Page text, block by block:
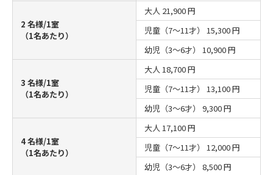
2 名様/1室
（1名あたり）
大人 21,900 円
児童（7～11才） 15,300 円
幼児（3～6才） 10,900 円
3 名様/1室
（1名あたり）
大人 18,700 円
児童（7～11才） 13,100 円
幼児（3～6才） 9,300 円
4 名様/1室
（1名あたり）
大人 17,100 円
児童（7～11才） 12,000 円
幼児（3～6才） 8,500 円